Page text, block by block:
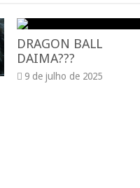
DRAGON BALL
DAIMA???
9 de julho de 2025